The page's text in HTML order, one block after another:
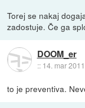
Torej se nakaj
zadostuje. Če ga
DOOM_er
:: 14. mar
to je preventiva.